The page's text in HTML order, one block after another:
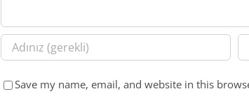
Save my name, email, and website in this